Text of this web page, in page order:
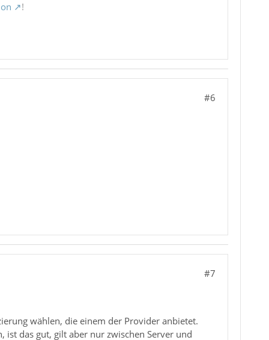
!
#6
#7
wählen, die einem der Provider anbietet.
ist das gut, gilt aber nur zwischen Server und